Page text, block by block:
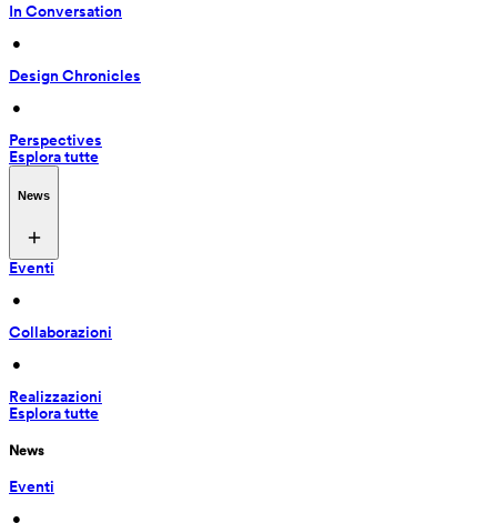
In Conversation
•
Design Chronicles
•
Perspectives
Esplora tutte
News
Eventi
•
Collaborazioni
•
Realizzazioni
Esplora tutte
News
Eventi
•